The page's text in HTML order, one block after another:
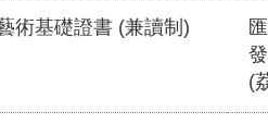
術基礎證書 (兼讀制)
(